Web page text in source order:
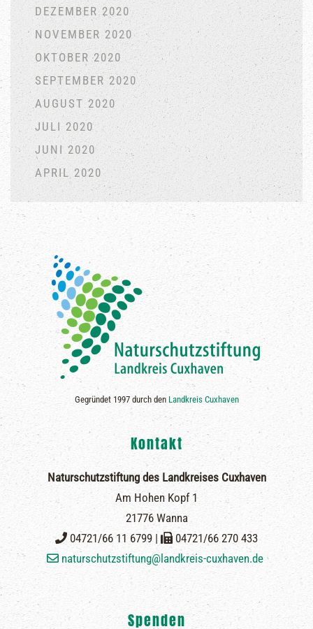
DEZEMBER 2020
NOVEMBER 2020
OKTOBER 2020
SEPTEMBER 2020
AUGUST 2020
JULI 2020
JUNI 2020
APRIL 2020
Gegründet 1997 durch den Landkreis Cuxhaven
Kontakt
Naturschutzstiftung des Landkreises Cuxhaven
Am Hohen Kopf 1
21776 Wanna
04721/66 11 6799 |
04721/66 270 433
naturschutzstiftung@landkreis-cuxhaven.de
Spenden